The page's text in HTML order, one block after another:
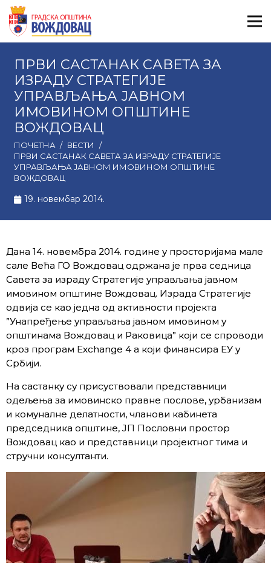
ПРВИ САСТАНАК САВЕТА ЗА
ИЗРАДУ СТРАТЕГИЈЕ
УПРАВЉАЊА ЈАВНОМ
ИМОВИНОМ ОПШТИНЕ
ВОЖДОВАЦ
ПОЧЕТНА / ВЕСТИ
/
ПРВИ САСТАНАК САВЕТА ЗА ИЗРАДУ СТРАТЕГИЈЕ
УПРАВЉАЊА ЈАВНОМ ИМОВИНОМ ОПШТИНЕ
ВОЖДОВАЦ
19. новембар 2014.
Дана 14. новембра 2014. године у просторијама мале
сале Већа ГО Вождовац одржана је прва седница
Савета за израду Стратегије управљања јавном
имовином општине Вождовац. Израда Стратегије
одвија се као једна од активности пројекта
”Унапређење управљања јавном имовином у
општинама Вождовац и Раковица” који се спроводи
кроз програм Exchange 4 а који финансира ЕУ у
Србији.
На састанку су присуствовали представници
одељења за имовинско правне послове, урбанизам
и комуналне делатности, чланови кабинета
председника општине, ЈП Пословни простор
Вождовац као и представници пројектног тима и
стручни консултанти.